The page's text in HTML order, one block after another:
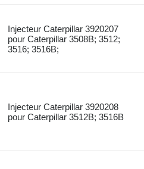
Injecteur Caterpillar 3920207
pour Caterpillar 3508B; 3512;
3516; 3516B;
Injecteur Caterpillar 3920208
pour Caterpillar 3512B; 3516B